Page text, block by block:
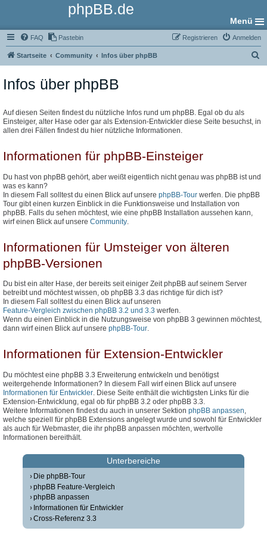
phpBB.de
Menü
FAQ Pastebin Anmelden
Registrieren
Startseite Community Infos über phpBB
Infos über phpBB
Auf diesen Seiten findest du nützliche Infos rund um phpBB. Egal ob du als
Einsteiger, alter Hase oder gar als Extension-Entwickler diese Seite besuchst, in
allen drei Fällen findest du hier nützliche Informationen.
Informationen für phpBB-Einsteiger
Du hast von phpBB gehört, aber weißt eigentlich nicht genau was phpBB ist und
was es kann?
In diesem Fall solltest du einen Blick auf unsere phpBB-Tour werfen. Die phpBB
Tour gibt einen kurzen Einblick in die Funktionsweise und Installation von
phpBB. Falls du sehen möchtest, wie eine phpBB Installation aussehen kann,
wirf einen Blick auf unsere Community
Informationen für Umsteiger von älteren
phpBB-Versionen
Du bist ein alter Hase, der bereits seit einiger Zeit phpBB auf seinem Server
betreibt und möchtest wissen, ob phpBB 3.3 das richtige für dich ist?
In diesem Fall solltest du einen Blick auf unseren
Feature-Vergleich zwischen phpBB 3.2 und 3.3 werfen.
Wenn du einen Einblick in die Nutzungsweise von phpBB 3 gewinnen möchtest,
dann wirf einen Blick auf unsere phpBB-Tour.
Informationen für Extension-Entwickler
Du möchtest eine phpBB 3.3 Erweiterung entwickeln und benötigst
weitergehende Informationen? In diesem Fall wirf einen Blick auf unsere
Informationen für Entwickler . Diese Seite enthält die wichtigsten Links für die
Extension-Entwicklung, egal ob für phpBB 3.2 oder phpBB 3.3.
Weitere Informationen findest du auch in unserer Sektion phpBB anpassen
welche speziell für phpBB Extensions angelegt wurde und sowohl für Entwickler
als auch für Webmaster, die ihr phpBB anpassen möchten, wertvolle
Informationen bereithält.
Unterbereiche
Die phpBB-Tour
phpBB Feature-Vergleich
phpBB anpassen
Informationen für Entwickler
Cross-Referenz 3.3